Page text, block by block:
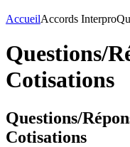
AccueilAccords Interpro
Questions/
Cotisations
Questions/
Cotisations